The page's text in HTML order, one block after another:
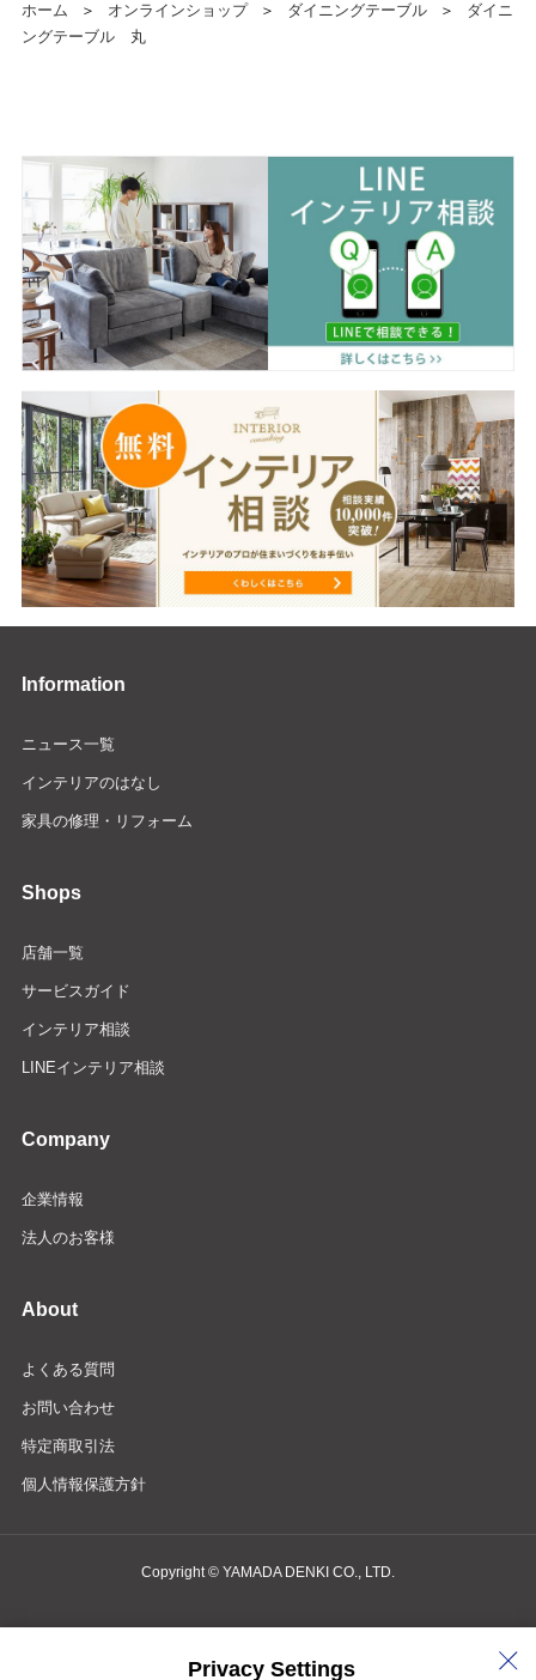
ホーム ＞ オンラインショップ ＞ ダイニングテーブル ＞
ダイニ
ングテーブル 丸
Information
ニュース一覧
インテリアのはなし
家具の修理・リフォーム
Shops
店舗一覧
サービスガイド
インテリア相談
LINEインテリア相談
Company
企業情報
法人のお客様
About
よくある質問
お問い合わせ
特定商取引法
個人情報保護方針
Copyright © YAMADA DENKI CO., LTD.
Privacy Settings
商品検索・お問い合わせ